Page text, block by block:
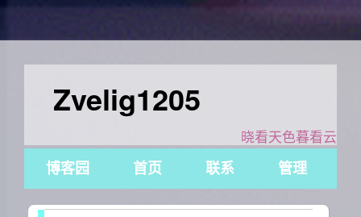
Zvelig1205
晓看天色暮看云
博客园 首页 联系 管理